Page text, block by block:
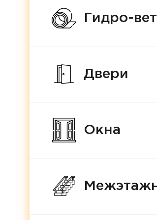
Гидро-
Двери
Окна